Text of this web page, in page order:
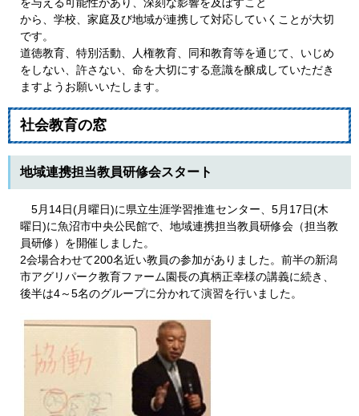
から、学校、家庭及び地域が連携して対応していくことが大切
です。
道徳教育、特別活動、人権教育、同和教育等を通じて、いじめ
をしない、許さない、命を大切にする意識を醸成していただき
ますようお願いいたします。
社会教育の窓
地域連携担当教員研修会スタート
5月14日(月曜日)に県立生涯学習推進センター、5月17日(木
曜日)に魚沼市中央公民館で、地域連携担当教員研修会（担当教
員研修）を開催しました。
2会場合わせて200名近い教員の参加がありました。前半の新潟
市アグリパーク教育ファーム園長の真柄正幸様の講義に続き、
後半は4～5名のグループに分かれて演習を行いました。